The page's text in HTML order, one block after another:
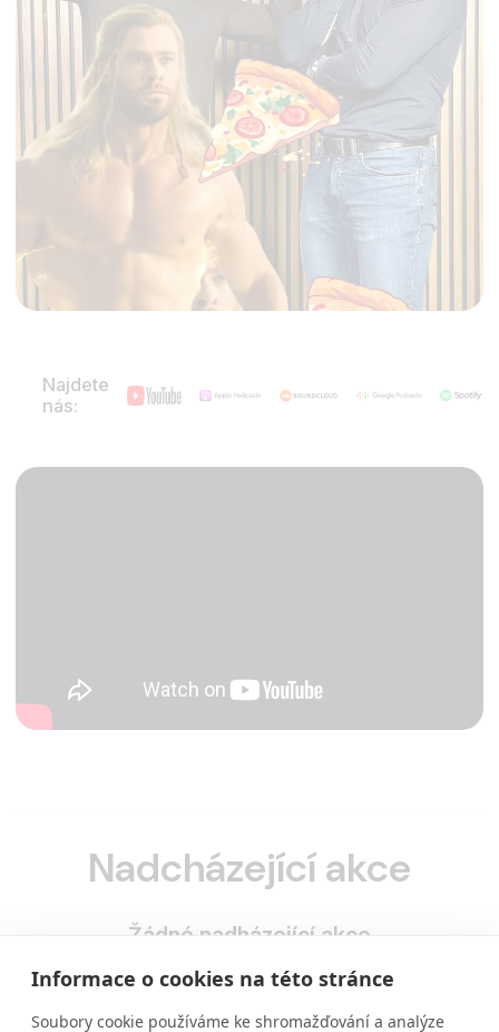
Informace o cookies na této stránce
Soubory cookie používáme ke shromažďování a analýze
Najdete
nás:
Nadcházející akce
Žádné nadházející akce